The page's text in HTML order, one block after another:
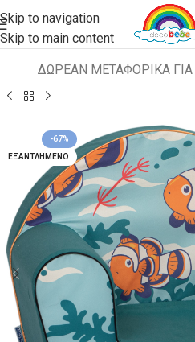
Skip to navigation
Skip to main content
ΔΩΡΕΑΝ ΜΕΤΑΦΟΡΙΚΑ
Αρχική σελίδα ΠΑΙΔΙΚΑ
-67%
ΕΞΑΝΤΛΗΜΈΝΟ